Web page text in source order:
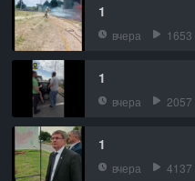
1
вчера 1653
1
вчера 2057
1
вчера 4137